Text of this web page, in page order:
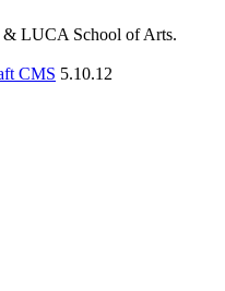
& LUCA School of Arts.
CMS 5.10.12